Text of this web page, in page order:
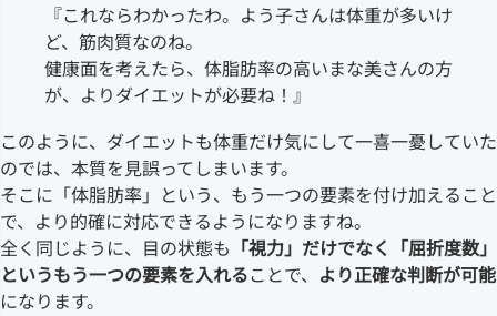
『これならわかったわ。よう子さんは体重が多いけ
ど、筋肉質なのね。
健康面を考えたら、体脂肪率の高いまな美さんの方
が、よりダイエットが必要ね！』
このように、ダイエットも体重だけ気にして一喜一憂していた
のでは、本質を見誤ってしまいます。
そこに「体脂肪率」という、もう一つの要素を付け加えること
で、より的確に対応できるようになりますね。
全く同じように、目の状態も 「視力」だけでなく「屈折度数」
というもう一つの要素を入れることで、 より正確な判断が可能
になります。